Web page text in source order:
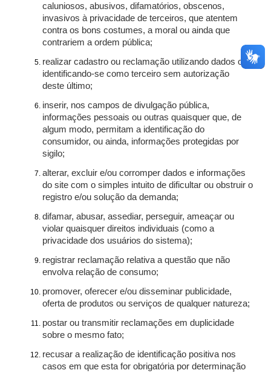
caluniosos, abusivos, difamatórios, obscenos,
invasivos à privacidade de terceiros, que atentem
contra os bons costumes, a moral ou ainda que
contrariem a ordem pública;
realizar cadastro ou reclamação utilizando dados ou
identificando-se como terceiro sem autorização
deste último;
inserir, nos campos de divulgação pública,
informações pessoais ou outras quaisquer que, de
algum modo, permitam a identificação do
consumidor, ou ainda, informações protegidas por
sigilo;
alterar, excluir e/ou corromper dados e informações
do site com o simples intuito de dificultar ou obstruir o
registro e/ou solução da demanda;
difamar, abusar, assediar, perseguir, ameaçar ou
violar quaisquer direitos individuais (como a
privacidade dos usuários do sistema);
registrar reclamação relativa a questão que não
envolva relação de consumo;
promover, oferecer e/ou disseminar publicidade,
oferta de produtos ou serviços de qualquer natureza;
postar ou transmitir reclamações em duplicidade
sobre o mesmo fato;
recusar a realização de identificação positiva nos
casos em que esta for obrigatória por determinação